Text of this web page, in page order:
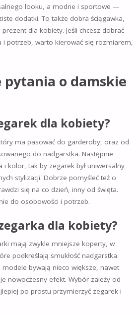
looku, a modne i sportowe —
dodatki. To także dobra ściągawka,
dla kobiety. Jeśli chcesz dobrać
i potrzeb, warto kierować się rozmiarem,
pytania o damskie
dla kobiety?
ma pasować do garderoby, oraz od
do nadgarstka. Następnie
i kolor, tak by zegarek był uniwersalny
stylizacji. Dobrze pomyśleć też o
się na co dzień, inny od święta.
do osobowości i potrzeb.
dla kobiety?
mają zwykle mniejsze koperty, w
podkreślają smukłość nadgarstka.
bywają nieco większe, nawet
nowoczesny efekt. Wybór zależy od
po prostu przymierzyć zegarek i